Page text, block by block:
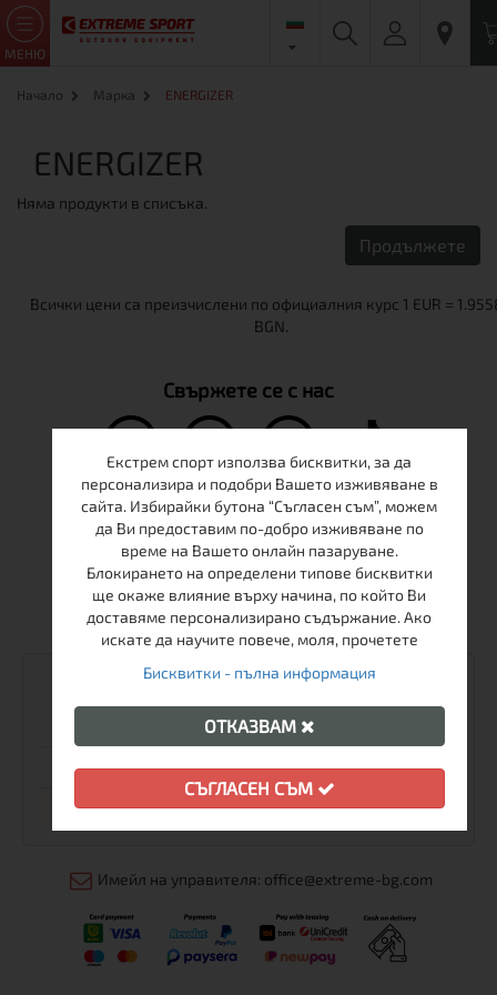
МЕНЮ
Начало Марка ENERGIZER
ENERGIZER
Няма продукти в списъка.
Продължете
Свържете се с нас
Магазин Extreme Sport
+359-2-986-68-41
+359-895-46-10-12
sales@extreme-bg.com
РАБОТНО ВРЕМЕ
Понеделник - Петък
Събота 11:00 - 16:00
Неделя Почивен ден
Имейл на управителя: office@extreme-bg.com
Екстрем спорт използва бисквитки, за да
персонализира и подобри Вашето изживяване в
сайта. Избирайки бутона “Съгласен съм”, можем
да Ви предоставим по-добро изживяване по
време на Вашето онлайн пазаруване.
Блокирането на определени типове бисквитки
ще окаже влияние върху начина, по който Ви
доставяме персонализирано съдържание. Ако
искате да научите повече, моля, прочетете
Бисквитки - пълна информация
ОТКАЗВАМ
СЪГЛАСЕН СЪМ